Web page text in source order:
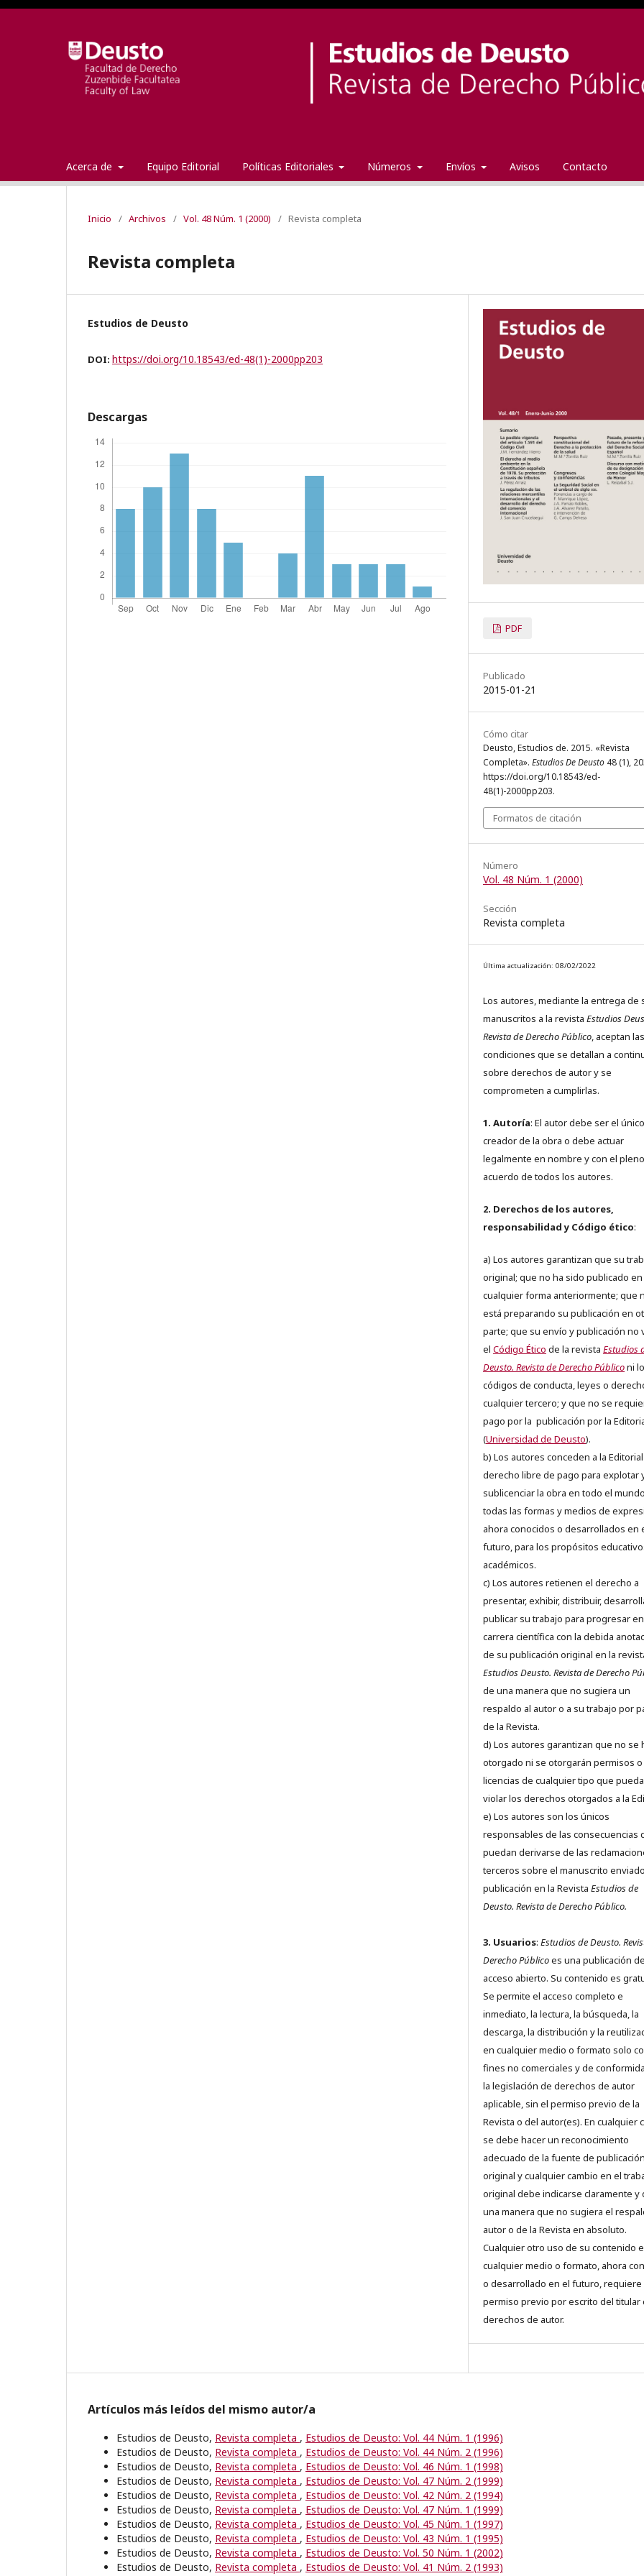
Acerca de Equipo Editorial Políticas Editoriales Números Envíos Avisos Contacto
Inicio / Archivos / Vol. 48 Núm. 1 (2000) / Revista completa
Revista completa
Estudios de Deusto
DOI: https://doi.org/10.18543/ed-48(1)-2000pp203
Descargas
PDF
Publicado
2015-01-21
Cómo citar
Deusto, Estudios de. 2015. «Revista
Completa». Estudios De Deusto 48 (1),
https://doi.org/10.18543/ed-
48(1)-2000pp203.
Formatos de citación
Número
Vol. 48 Núm. 1 (2000)
Sección
Revista completa
Última actualización: 08/02/2022
Los autores, mediante la entrega de
manuscritos a la revista Estudios
Revista de Derecho Público, aceptan las
condiciones que se detallan a
sobre derechos de autor y se
comprometen a cumplirlas.
1. Autoría: El autor debe ser el único
creador de la obra o debe actuar
legalmente en nombre y con el pleno
acuerdo de todos los autores.
2. Derechos de los autores,
responsabilidad y Código ético:
a) Los autores garantizan que su
original; que no ha sido publicado en
cualquier forma anteriormente; que
está preparando su publicación en
parte; que su envío y publicación no
el Código Ético de la revista Estudios
Deusto. Revista de Derecho Públiconi
códigos de conducta, leyes o
cualquier tercero; y que no se
pago por la publicación por la
(Universidad de Deusto).
b) Los autores conceden a la
derecho libre de pago para explotar
sublicenciar la obra en todo el
todas las formas y medios de
ahora conocidos o desarrollados en
futuro, para los propósitos
académicos.
c) Los autores retienen el derecho a
presentar, exhibir, distribuir,
publicar su trabajo para progresar
carrera científica con la debida
de su publicación original en la
Estudios Deusto. Revista de Derecho
de una manera que no sugiera un
respaldo al autor o a su trabajo por
de la Revista.
d) Los autores garantizan que no se
otorgado ni se otorgarán permisos o
licencias de cualquier tipo que
violar los derechos otorgados a la
e) Los autores son los únicos
responsables de las consecuencias
puedan derivarse de las
terceros sobre el manuscrito
publicación en la Revista Estudios de
Deusto. Revista de Derecho Público.
3. Usuarios: Estudios de Deusto.
Derecho Públicoes una publicación de
acceso abierto. Su contenido es
Se permite el acceso completo e
inmediato, la lectura, la búsqueda, la
descarga, la distribución y la
en cualquier medio o formato solo
fines no comerciales y de
la legislación de derechos de autor
aplicable, sin el permiso previo de la
Revista o del autor(es). En cualquier
se debe hacer un reconocimiento
adecuado de la fuente de publicación
original y cualquier cambio en el
original debe indicarse claramente y
una manera que no sugiera el
autor o de la Revista en absoluto.
Cualquier otro uso de su contenido
cualquier medio o formato, ahora
o desarrollado en el futuro, requiere
permiso previo por escrito del titular
derechos de autor.
Artículos más leídos del mismo autor/a
Estudios de Deusto, Revista completa , Estudios de Deusto: Vol. 44 Núm. 1 (1996)
Estudios de Deusto, Revista completa , Estudios de Deusto: Vol. 44 Núm. 2 (1996)
Estudios de Deusto, Revista completa , Estudios de Deusto: Vol. 46 Núm. 1 (1998)
Estudios de Deusto, Revista completa , Estudios de Deusto: Vol. 47 Núm. 2 (1999)
Estudios de Deusto, Revista completa , Estudios de Deusto: Vol. 42 Núm. 2 (1994)
Estudios de Deusto, Revista completa , Estudios de Deusto: Vol. 47 Núm. 1 (1999)
Estudios de Deusto, Revista completa , Estudios de Deusto: Vol. 45 Núm. 1 (1997)
Estudios de Deusto, Revista completa , Estudios de Deusto: Vol. 43 Núm. 1 (1995)
Estudios de Deusto, Revista completa , Estudios de Deusto: Vol. 50 Núm. 1 (2002)
Estudios de Deusto, Revista completa , Estudios de Deusto: Vol. 41 Núm. 2 (1993)